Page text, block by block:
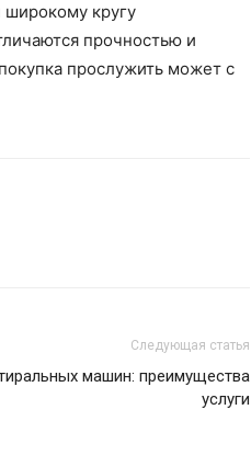
широкому кругу
прочностью и
прослужить может с
Следующая статья
машин: преимущества
услуги